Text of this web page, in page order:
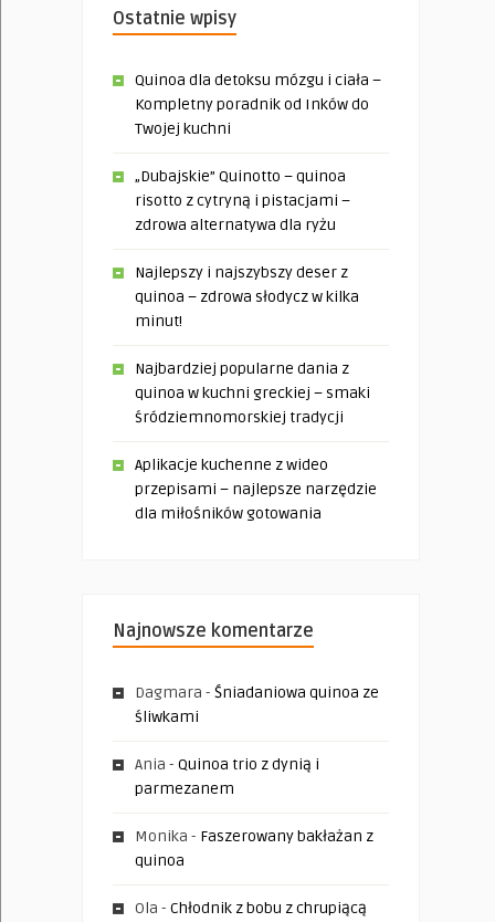
Ostatnie wpisy
Quinoa dla detoksu mózgu i ciała –
Kompletny poradnik od Inków do
Twojej kuchni
„Dubajskie” Quinotto – quinoa
risotto z cytryną i pistacjami –
zdrowa alternatywa dla ryżu
Najlepszy i najszybszy deser z
quinoa – zdrowa słodycz w kilka
minut!
Najbardziej popularne dania z
quinoa w kuchni greckiej – smaki
śródziemnomorskiej tradycji
Aplikacje kuchenne z wideo
przepisami – najlepsze narzędzie
dla miłośników gotowania
Najnowsze komentarze
Dagmara - Śniadaniowa quinoa ze
śliwkami
Ania - Quinoa trio z dynią i
parmezanem
Monika - Faszerowany bakłażan z
quinoa
Ola - Chłodnik z bobu z chrupiącą